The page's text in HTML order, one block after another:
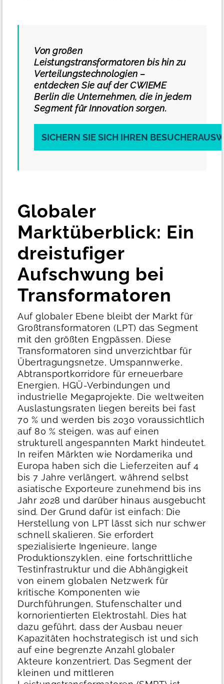
Von großen
Leistungstransformatoren bis hin zu
Verteilungstechnologien –
entdecken Sie auf der CWIEME
Berlin die Unternehmen, die in jedem
Segment für Innovation sorgen.
SICHERN SIE SICH IHREN
Globaler
Marktüberblick: Ein
dreistufiger
Aufschwung bei
Transformatoren
Auf globaler Ebene bleibt der Markt für
Großtransformatoren (LPT) das Segment
mit den größten Engpässen. Diese
Transformatoren sind unverzichtbar für
Übertragungsnetze, Umspannwerke,
Abtransportkorridore für erneuerbare
Energien, HGÜ-Verbindungen und
industrielle Megaprojekte. Die weltweiten
Auslastungsraten liegen bereits bei fast
70 % und werden bis 2030 voraussichtlich
auf 80 % steigen, was auf einen
strukturell angespannten Markt hindeutet.
In reifen Märkten wie Nordamerika und
Europa haben sich die Lieferzeiten auf 4
bis 7 Jahre verlängert, während selbst
asiatische Exporteure zunehmend bis ins
Jahr 2028 und darüber hinaus ausgebucht
sind. Der Grund dafür ist einfach: Die
Herstellung von LPT lässt sich nur schwer
schnell skalieren. Sie erfordert
spezialisierte Ingenieure, lange
Produktionszyklen, eine fortschrittliche
Testinfrastruktur und die Abhängigkeit
von einem globalen Netzwerk für
kritische Komponenten wie
Durchführungen, Stufenschalter und
kornorientierten Elektrostahl. Dies hat
dazu geführt, dass der Ausbau neuer
Kapazitäten hochstrategisch ist und sich
auf eine begrenzte Anzahl globaler
Akteure konzentriert. Das Segment der
kleinen und mittleren